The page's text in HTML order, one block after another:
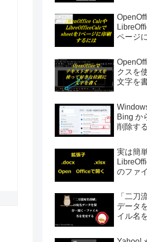
ページ
クスを
文字を
Bing か
削除する
実は簡
のファ
「二刀
データ
イル名